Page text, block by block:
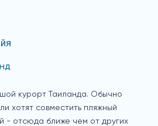
курорт Таиланда. Обычно
хотят совместить пляжный
- отсюда ближе чем от других